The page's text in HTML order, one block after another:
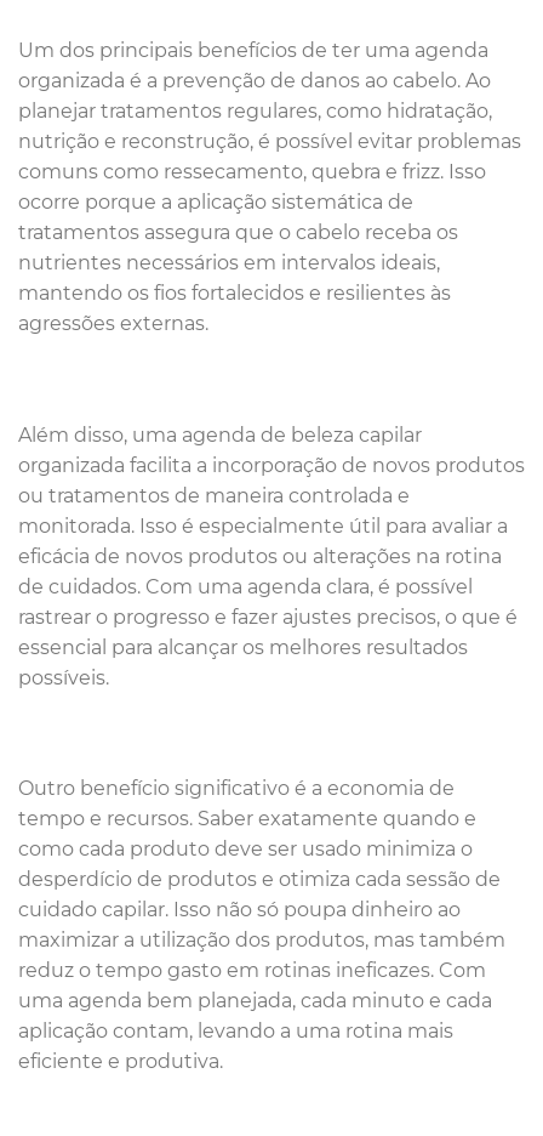
Um dos principais benefícios de ter uma agenda
organizada é a prevenção de danos ao cabelo. Ao
planejar tratamentos regulares, como hidratação,
nutrição e reconstrução, é possível evitar problemas
comuns como ressecamento, quebra e frizz. Isso
ocorre porque a aplicação sistemática de
tratamentos assegura que o cabelo receba os
nutrientes necessários em intervalos ideais,
mantendo os fios fortalecidos e resilientes às
agressões externas.
Além disso, uma agenda de beleza capilar
organizada facilita a incorporação de novos produtos
ou tratamentos de maneira controlada e
monitorada. Isso é especialmente útil para avaliar a
eficácia de novos produtos ou alterações na rotina
de cuidados. Com uma agenda clara, é possível
rastrear o progresso e fazer ajustes precisos, o que é
essencial para alcançar os melhores resultados
possíveis.
Outro benefício significativo é a economia de
tempo e recursos. Saber exatamente quando e
como cada produto deve ser usado minimiza o
desperdício de produtos e otimiza cada sessão de
cuidado capilar. Isso não só poupa dinheiro ao
maximizar a utilização dos produtos, mas também
reduz o tempo gasto em rotinas ineficazes. Com
uma agenda bem planejada, cada minuto e cada
aplicação contam, levando a uma rotina mais
eficiente e produtiva.